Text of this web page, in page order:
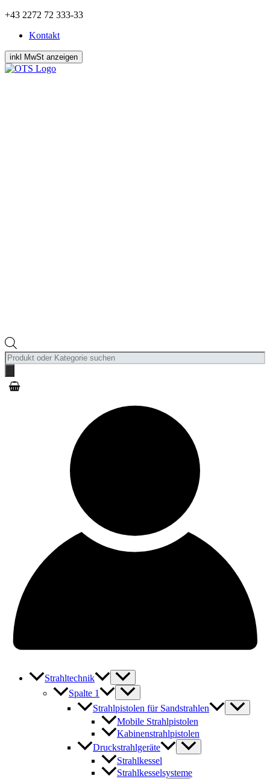
Zum
springen
+43 2272 72 333-33
Kontakt
Products
search
Strahltechnik
Spalte 1
Strahlpistolen für Sandstrahlen
Mobile Strahlpistolen
Kabinenstrahlpistolen
Druckstrahlgeräte
Strahlkessel
Strahlkesselsysteme